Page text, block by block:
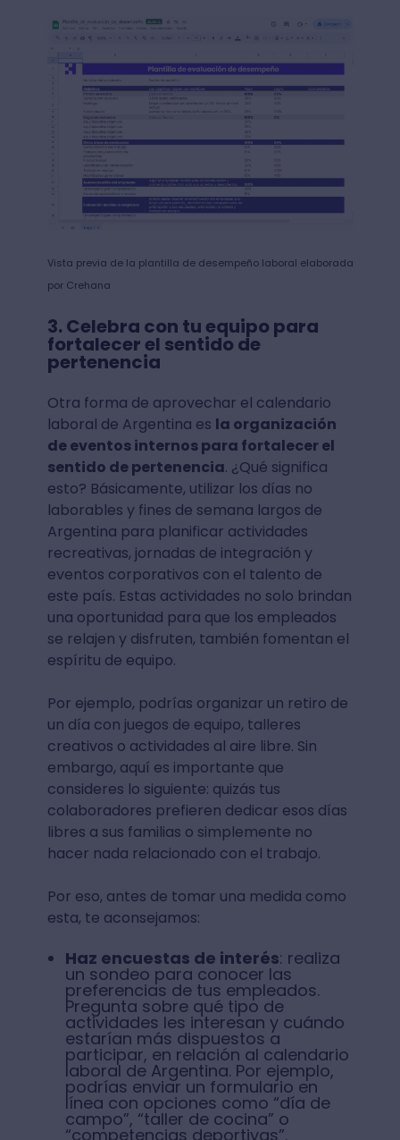
Vista previa de la plantilla de desempeño laboral elaborada
por Crehana
3. Celebra con tu equipo para
fortalecer el sentido de
pertenencia
Otra forma de aprovechar el calendario
laboral de Argentina es la organización
de eventos internos para fortalecer el
sentido de pertenencia. ¿Qué significa
esto? Básicamente, utilizar los días no
laborables y fines de semana largos de
Argentina para planificar actividades
recreativas, jornadas de integración y
eventos corporativos con el talento de
este país. Estas actividades no solo brindan
una oportunidad para que los empleados
se relajen y disfruten, también fomentan el
espíritu de equipo.
Por ejemplo, podrías organizar un retiro de
un día con juegos de equipo, talleres
creativos o actividades al aire libre. Sin
embargo, aquí es importante que
consideres lo siguiente: quizás tus
colaboradores prefieren dedicar esos días
libres a sus familias o simplemente no
hacer nada relacionado con el trabajo.
Por eso, antes de tomar una medida como
esta, te aconsejamos:
Haz encuestas de interés: realiza
un sondeo para conocer las
preferencias de tus empleados.
Pregunta sobre qué tipo de
actividades les interesan y cuándo
estarían más dispuestos a
participar, en relación al calendario
laboral de Argentina. Por ejemplo,
podrías enviar un formulario en
línea con opciones como “día de
campo”, “taller de cocina” o
“competencias deportivas”.